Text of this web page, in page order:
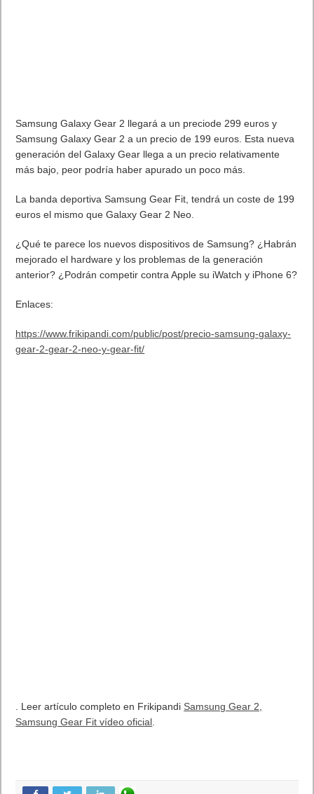
Samsung Galaxy Gear 2 llegará a un preciode 299 euros y
Samsung Galaxy Gear 2 a un precio de 199 euros. Esta nueva
generación del Galaxy Gear llega a un precio relativamente
más bajo, peor podría haber apurado un poco más.
La banda deportiva Samsung Gear Fit, tendrá un coste de 199
euros el mismo que Galaxy Gear 2 Neo.
¿Qué te parece los nuevos dispositivos de Samsung? ¿Habrán
mejorado el hardware y los problemas de la generación
anterior? ¿Podrán competir contra Apple su iWatch y iPhone 6?
Enlaces:
https://www.frikipandi.com/public/post/precio-samsung-galaxy-
gear-2-gear-2-neo-y-gear-fit/
. Leer artículo completo en Frikipandi Samsung Gear 2,
Samsung Gear Fit vídeo oficial